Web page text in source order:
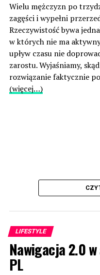
Wielu mężczyzn po
zagęści i wypełni
Rzeczywistość bywa
w których nie ma
upływ czasu nie
zarostu. Wyjaśniamy,
rozwiązanie faktycznie
(więcej…)
LIFESTYLE
Nawigacja 2.0
PL